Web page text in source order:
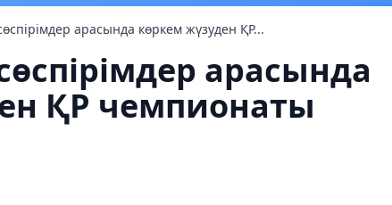
арасында көркем жүзуден ҚР...
арасында
ҚР чемпионаты